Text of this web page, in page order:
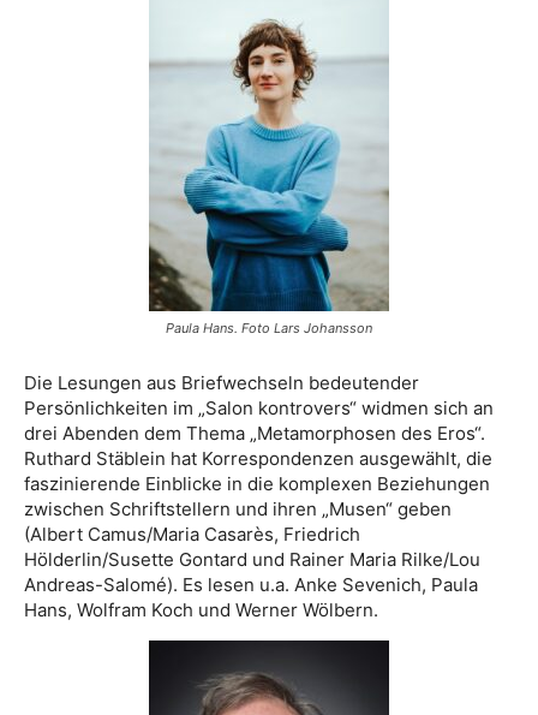
Paula Hans. Foto Lars Johansson
Die Lesungen aus Briefwechseln bedeutender
Persönlichkeiten im „Salon kontrovers“ widmen sich an
drei Abenden dem Thema „Metamorphosen des Eros“.
Ruthard Stäblein hat Korrespondenzen ausgewählt, die
faszinierende Einblicke in die komplexen Beziehungen
zwischen Schriftstellern und ihren „Musen“ geben
(Albert Camus/Maria Casarès, Friedrich
Hölderlin/Susette Gontard und Rainer Maria Rilke/Lou
Andreas-Salomé). Es lesen u.a. Anke Sevenich, Paula
Hans, Wolfram Koch und Werner Wölbern.